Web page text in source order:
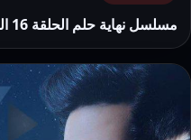
مسلسل نهاية حلم الحلقة 16 السادسة عشر HD